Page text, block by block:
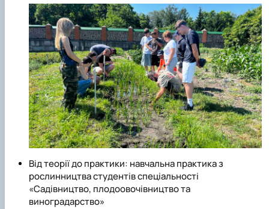
Від теорії до практики: навчальна практика з
рослинництва студентів спеціальності
«Садівництво, плодоовочівництво та
виноградарство»